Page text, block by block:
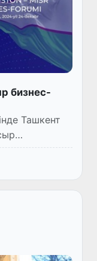
бизнес-
Ташкент
Мысыр